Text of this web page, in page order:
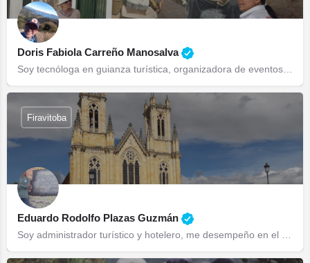
Doris Fabiola Carreño Manosalva
Eduardo Rodolfo Plazas Guzmán
Firavitoba